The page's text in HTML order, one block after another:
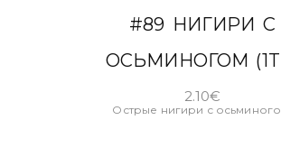
В КОРЗИНУ
#89 НИГИРИ С
ОСЬМИНОГОМ
2.10€
Острые нигири с